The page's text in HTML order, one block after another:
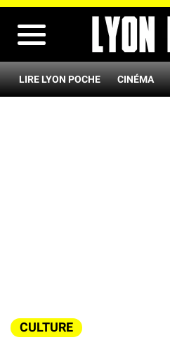
LIRE LYON POCHE CINÉMA
CULTURE